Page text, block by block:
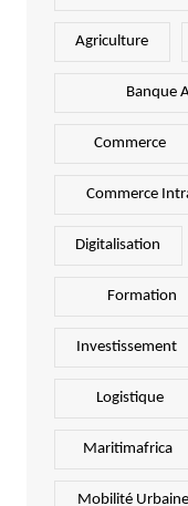
Agriculture
Banque
Commerce
Commerce
Digitalisation
Formation
Investissement
Logistique
Maritimafrica
Mobilité Urbaine